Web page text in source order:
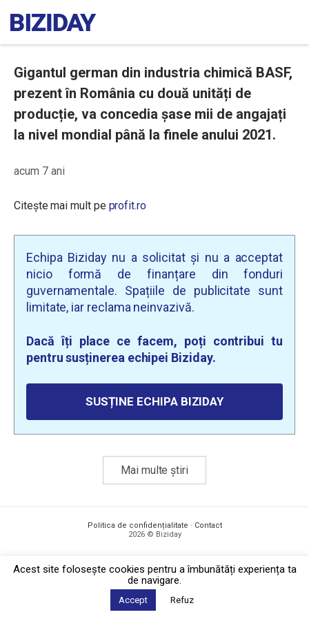
Gigantul german din industria chimică BASF,
prezent în România cu două unități de
producție, va concedia șase mii de angajați
la nivel mondial până la finele anului 2021.
acum 7 ani
Citește mai mult pe profit.ro
Echipa Biziday nu a solicitat și nu a acceptat
nicio formă de finanțare din fonduri
guvernamentale. Spațiile de publicitate sunt
limitate, iar reclama neinvazivă.
Dacă îți place ce facem, poți contribui tu
pentru susținerea echipei Biziday.
SUSȚINE ECHIPA BIZIDAY
Mai multe știri
Politica de confidențialitate · Contact
2026 © Biziday
Acest site foloseşte cookies pentru a îmbunătăți experiența ta
de navigare.
Accept Refuz